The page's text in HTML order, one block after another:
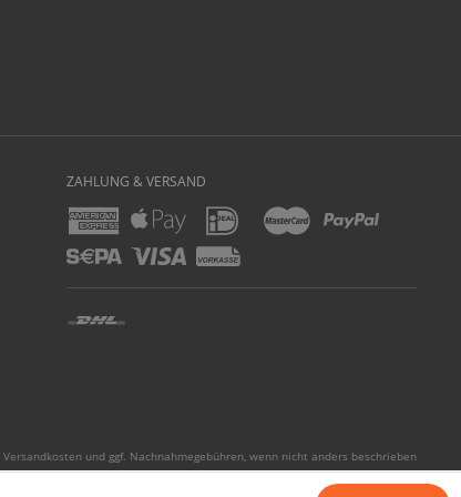
ZAHLUNG & VERSAND
Versandkosten und ggf. Nachnahmegebühren, wenn nicht anders beschrieben